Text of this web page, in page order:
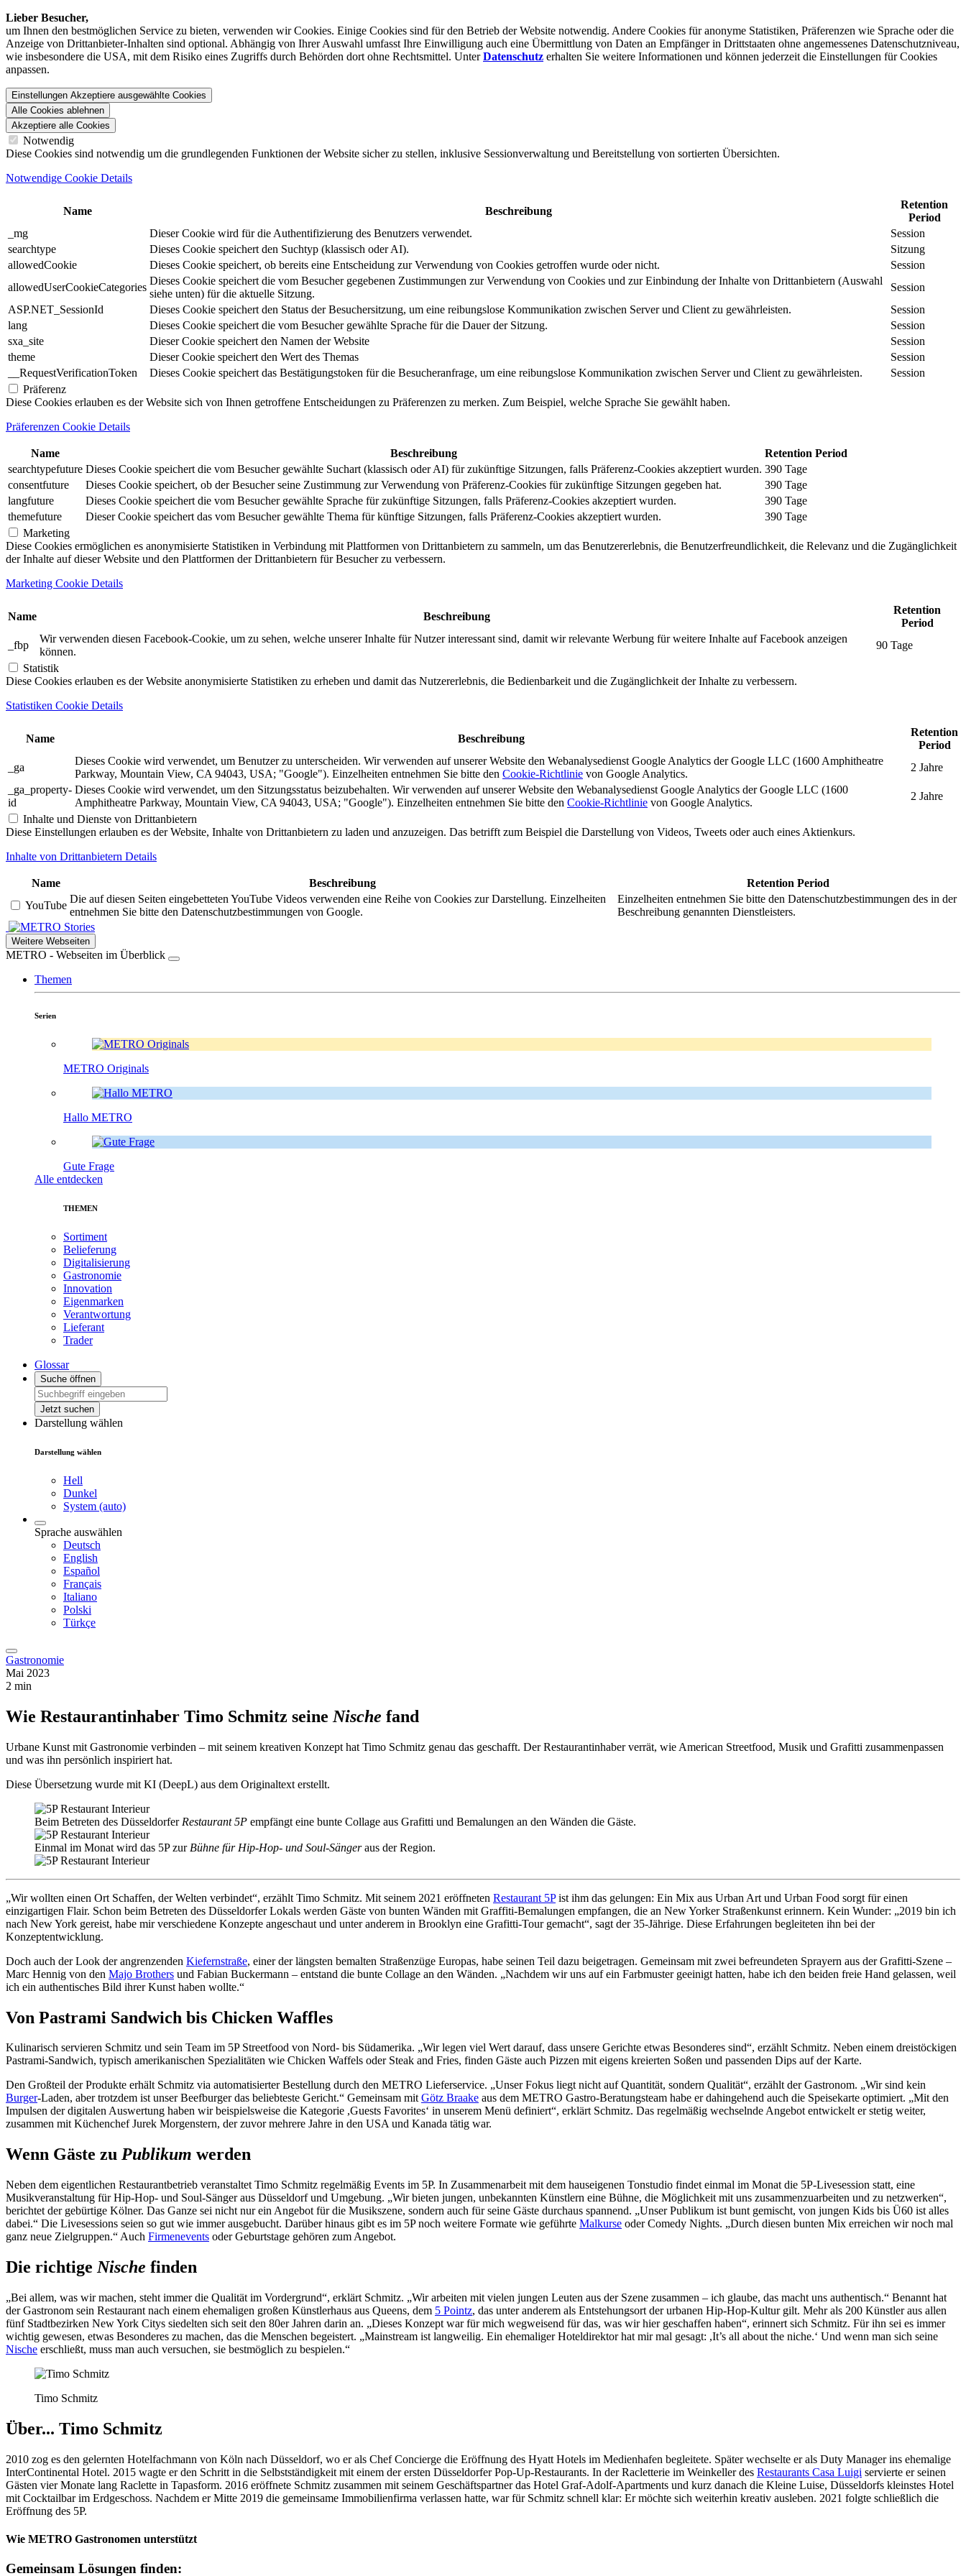
Lieber Besucher,
um Ihnen den best­möglichen Service zu bieten, verwenden wir Cookies. Einige Cookies sind für den Betrieb der Website notwendig. Andere Cookies für anonyme Statistiken, Präferenzen wie Sprache oder die
Anzeige von Dritt­anbieter-Inhalten sind optional. Abhängig von Ihrer Auswahl umfasst Ihre Einwilligung auch eine Übermittlung von Daten an Empfänger in Drittstaaten ohne angemessenes Daten­schutz­niveau,
wie insbesondere die USA, mit dem Risiko eines Zugriffs durch Behörden dort ohne Rechts­mittel. UnterDatenschutz erhalten Sie weitere Informationen und können jederzeit die Einstellungen für Cookies
anpassen.
Einstellungen Akzeptiere ausgewählte Cookies
Alle Cookies ablehnen
Akzeptiere alle Cookies
Notwendig
Diese Cookies sind notwendig um die grundlegenden Funktionen der Website sicher zu stellen, inklusive Sessionverwaltung und Bereitstellung von sortierten Übersichten.
Notwendige Cookie Details
Name Beschreibung
Retention
Period
_mg
Dieser Cookie wird für die Authentifizierung des Benutzers verwendet.
Session
searchtype
Dieses Cookie speichert den Suchtyp (klassisch oder AI).
Sitzung
allowedCookie
Dieses Cookie speichert, ob bereits eine Entscheidung zur Verwendung von Cookies getroffen wurde oder nicht.
Session
allowedUserCookieCategories
Dieses Cookie speichert die vom Besucher gegebenen Zustimmungen zur Verwendung von Cookies und zur Einbindung der Inhalte von Drittanbietern (Auswahl
siehe unten) für die aktuelle Sitzung.
Session
ASP.NET_SessionId
Dieses Cookie speichert den Status der Besuchersitzung, um eine reibungslose Kommunikation zwischen Server und Client zu gewährleisten.
Session
lang
Dieses Cookie speichert die vom Besucher gewählte Sprache für die Dauer der Sitzung.
Session
sxa_site
Dieser Cookie speichert den Namen der Website
Session
theme
Dieser Cookie speichert den Wert des Themas
Session
__RequestVerificationToken
Dieses Cookie speichert das Bestätigungstoken für die Besucheranfrage, um eine reibungslose Kommunikation zwischen Server und Client zu gewährleisten.
Session
Präferenz
Diese Cookies erlauben es der Website sich von Ihnen getroffene Entscheidungen zu Präferenzen zu merken. Zum Beispiel, welche Sprache Sie gewählt haben.
Präferenzen Cookie Details
Name Beschreibung
Retention Period
searchtypefuture Dieses Cookie speichert die vom Besucher gewählte Suchart (klassisch oder AI) für zukünftige Sitzungen, falls Präferenz-Cookies akzeptiert wurden. 390 Tage
consentfuture
Dieses Cookie speichert, ob der Besucher seine Zustimmung zur Verwendung von Präferenz-Cookies für zukünftige Sitzungen gegeben hat.
390 Tage
langfuture
Dieses Cookie speichert die vom Besucher gewählte Sprache für zukünftige Sitzungen, falls Präferenz-Cookies akzeptiert wurden.
390 Tage
themefuture
Dieser Cookie speichert das vom Besucher gewählte Thema für künftige Sitzungen, falls Präferenz-Cookies akzeptiert wurden.
390 Tage
Marketing
Diese Cookies ermöglichen es anonymisierte Statistiken in Verbindung mit Plattformen von Drittanbietern zu sammeln, um das Benutzererlebnis, die Benutzerfreundlichkeit, die Relevanz und die Zugänglichkeit
der Inhalte auf dieser Website und den Plattformen der Drittanbietern für Besucher zu verbessern.
Marketing Cookie Details
Name Beschreibung
Retention
Period
_fbp
Wir verwenden diesen Facebook-Cookie, um zu sehen, welche unserer Inhalte für Nutzer interessant sind, damit wir relevante Werbung für weitere Inhalte auf Facebook anzeigen
können.
90 Tage
Statistik
Diese Cookies erlauben es der Website anonymisierte Statistiken zu erheben und damit das Nutzererlebnis, die Bedienbarkeit und die Zugänglichkeit der Inhalte zu verbessern.
Statistiken Cookie Details
Name Beschreibung
Retention
Period
_ga
Dieses Cookie wird verwendet, um Benutzer zu unterscheiden. Wir verwenden auf unserer Website den Webanalysedienst Google Analytics der Google LLC (1600 Amphitheatre
Parkway, Mountain View, CA 94043, USA; "Google"). Einzelheiten entnehmen Sie bitte den Cookie-Richtlinie von Google Analytics.
2 Jahre
_ga_property-
id
Dieses Cookie wird verwendet, um den Sitzungsstatus beizubehalten. Wir verwenden auf unserer Website den Webanalysedienst Google Analytics der Google LLC (1600
Amphitheatre Parkway, Mountain View, CA 94043, USA; "Google"). Einzelheiten entnehmen Sie bitte den Cookie-Richtlinie von Google Analytics.
2 Jahre
Inhalte und Dienste von Drittanbietern
Diese Einstellungen erlauben es der Website, Inhalte von Drittanbietern zu laden und anzuzeigen. Das betrifft zum Beispiel die Darstellung von Videos, Tweets oder auch eines Aktienkurs.
Inhalte von Drittanbietern Details
Name Beschreibung
Retention Period
YouTube
Die auf diesen Seiten eingebetteten YouTube Videos verwenden eine Reihe von Cookies zur Darstellung. Einzelheiten
entnehmen Sie bitte den Datenschutzbestimmungen von Google.
Einzelheiten entnehmen Sie bitte den Datenschutzbestimmungen des in der
Beschreibung genannten Dienstleisters.
Stories
Weitere Webseiten
METRO - Webseiten im Überblick
Themen
Serien
METRO Originals
Hallo METRO
Gute Frage
Alle entdecken
THEMEN
Sortiment
Belieferung
Digitalisierung
Gastronomie
Innovation
Eigenmarken
Verantwortung
Lieferant
Trader
Glossar
Suche öffnen
Jetzt suchen
Darstellung wählen
Darstellung wählen
Hell
Dunkel
System (auto)
Sprache auswählen
Deutsch
English
Español
Français
Italiano
Polski
Türkçe
Gastronomie
Mai 2023
2 min
Wie Restaurantinhaber Timo Schmitz seine Nische fand
Urbane Kunst mit Gastronomie verbinden – mit seinem kreativen Konzept hat Timo Schmitz genau das geschafft. Der Restaurantinhaber verrät, wie American Streetfood, Musik und Grafitti zusammenpassen
und was ihn persönlich inspiriert hat.
Diese Übersetzung wurde mit KI (DeepL) aus dem Originaltext erstellt.
Beim Betreten des Düsseldorfer Restaurant 5P empfängt eine bunte Collage aus Grafitti und Bemalungen an den Wänden die Gäste.
Einmal im Monat wird das 5P zur Bühne für Hip-Hop- und Soul-Sängeraus der Region.
„Wir wollten einen Ort Schaffen, der Welten verbindet“, erzählt Timo Schmitz. Mit seinem 2021 eröffneten Restaurant 5Pist ihm das gelungen: Ein Mix aus Urban Art und Urban Food sorgt für einen
einzigartigen Flair. Schon beim Betreten des Düsseldorfer Lokals werden Gäste von bunten Wänden mit Graffiti-Bemalungen empfangen, die an New Yorker Straßenkunst erinnern. Kein Wunder: „2019 bin ich
nach New York gereist, habe mir verschiedene Konzepte angeschaut und unter anderem in Brooklyn eine Grafitti-Tour gemacht“, sagt der 35-Jährige. Diese Erfahrungen begleiteten ihn bei der
Konzeptentwicklung.
Doch auch der Look der angrenzenden Kiefernstraße, einer der längsten bemalten Straßenzüge Europas, habe seinen Teil dazu beigetragen. Gemeinsam mit zwei befreundeten Sprayern aus der Grafitti-Szene –
Marc Hennig von den Majo Brothers und Fabian Buckermann – entstand die bunte Collage an den Wänden. „Nachdem wir uns auf ein Farbmuster geeinigt hatten, habe ich den beiden freie Hand gelassen, weil
ich ein authentisches Bild ihrer Kunst haben wollte.“
Von Pastrami Sandwich bis Chicken Waffles
Kulinarisch servieren Schmitz und sein Team im 5P Streetfood von Nord- bis Südamerika. „Wir legen viel Wert darauf, dass unsere Gerichte etwas Besonderes sind“, erzählt Schmitz. Neben einem dreistöckigen
Pastrami-Sandwich, typisch amerikanischen Spezialitäten wie Chicken Waffels oder Steak and Fries, finden Gäste auch Pizzen mit eigens kreierten Soßen und passenden Dips auf der Karte.
Den Großteil der Produkte erhält Schmitz via automatisierter Bestellung durch den METRO Lieferservice. „Unser Fokus liegt nicht auf Quantität, sondern Qualität“, erzählt der Gastronom. „Wir sind kein
Burger-Laden, aber trotzdem ist unser Beefburger das beliebteste Gericht.“ Gemeinsam mitGötz Braake aus dem METRO Gastro-Beratungsteam habe er dahingehend auch die Speisekarte optimiert. „Mit den
Impulsen der digitalen Auswertung haben wir beispielsweise die Kategorie ,Guests Favorites‘ in unserem Menü definiert“, erklärt Schmitz. Das regelmäßig wechselnde Angebot entwickelt er stetig weiter,
zusammen mit Küchenchef Jurek Morgenstern, der zuvor mehrere Jahre in den USA und Kanada tätig war.
Wenn Gäste zu Publikum werden
Neben dem eigentlichen Restaurantbetrieb veranstaltet Timo Schmitz regelmäßig Events im 5P. In Zusammenarbeit mit dem hauseigenen Tonstudio findet einmal im Monat die 5P-Livesession statt, eine
Musikveranstaltung für Hip-Hop- und Soul-Sänger aus Düsseldorf und Umgebung. „Wir bieten jungen, unbekannten Künstlern eine Bühne, die Möglichkeit mit uns zusammenzuarbeiten und zu netzwerken“,
berichtet der gebürtige Kölner. Das Ganze sei nicht nur ein Angebot für die Musikszene, sondern auch für seine Gäste durchaus spannend. „Unser Publikum ist bunt gemischt, von jungen Kids bis Ü60 ist alles
dabei.“ Die Livesessions seien so gut wie immer ausgebucht. Darüber hinaus gibt es im 5P noch weitere Formate wie geführte Malkurse oder Comedy Nights. „Durch diesen bunten Mix erreichen wir noch mal
ganz neue Zielgruppen.“ Auch Firmenevents oder Geburtstage gehören zum Angebot.
Die richtige Nische finden
„Bei allem, was wir machen, steht immer die Qualität im Vordergrund“, erklärt Schmitz. „Wir arbeiten mit vielen jungen Leuten aus der Szene zusammen – ich glaube, das macht uns authentisch.“ Benannt hat
der Gastronom sein Restaurant nach einem ehemaligen großen Künstlerhaus aus Queens, dem 5 Pointz, das unter anderem als Entstehungsort der urbanen Hip-Hop-Kultur gilt. Mehr als 200 Künstler aus allen
fünf Stadtbezirken New York Citys siedelten sich seit den 80er Jahren darin an. „Dieses Konzept war für mich wegweisend für das, was wir hier geschaffen haben“, erinnert sich Schmitz. Für ihn sei es immer
wichtig gewesen, etwas Besonderes zu machen, das die Menschen begeistert. „Mainstream ist langweilig. Ein ehemaliger Hoteldirektor hat mir mal gesagt: ,It’s all about the niche.‘ Und wenn man sich seine
Nische erschließt, muss man auch versuchen, sie bestmöglich zu bespielen.“
Timo Schmitz
Über... Timo Schmitz
2010 zog es den gelernten Hotelfachmann von Köln nach Düsseldorf, wo er als Chef Concierge die Eröffnung des Hyatt Hotels im Medienhafen begleitete. Später wechselte er als Duty Manager ins ehemalige
InterContinental Hotel. 2015 wagte er den Schritt in die Selbstständigkeit mit einem der ersten Düsseldorfer Pop-Up-Restaurants. In der Racletterie im Weinkeller des Restaurants Casa Luigi servierte er seinen
Gästen vier Monate lang Raclette in Tapasform. 2016 eröffnete Schmitz zusammen mit seinem Geschäftspartner das Hotel Graf-Adolf-Apartments und kurz danach die Kleine Luise, Düsseldorfs kleinstes Hotel
mit Cocktailbar im Erdgeschoss. Nachdem er Mitte 2019 die gemeinsame Immobilienfirma verlassen hatte, war für Schmitz schnell klar: Er möchte sich weiterhin kreativ ausleben. 2021 folgte schließlich die
Eröffnung des 5P.
Wie METRO Gastronomen unterstützt
Gemeinsam Lösungen finden: